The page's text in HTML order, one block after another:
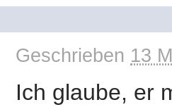
Geschrieben 13
Ich glaube, er